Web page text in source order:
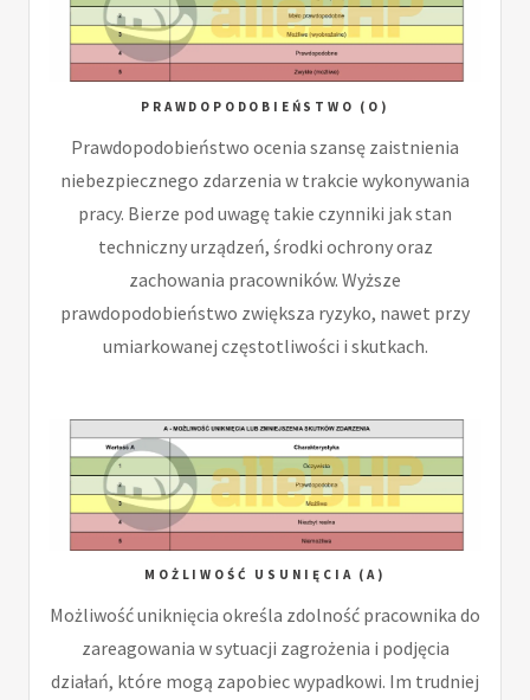
PRAWDOPODOBIEŃSTWO (O)
Prawdopodobieństwo ocenia szansę zaistnienia
niebezpiecznego zdarzenia w trakcie wykonywania
pracy. Bierze pod uwagę takie czynniki jak stan
techniczny urządzeń, środki ochrony oraz
zachowania pracowników. Wyższe
prawdopodobieństwo zwiększa ryzyko, nawet przy
umiarkowanej częstotliwości i skutkach.
MOŻLIWOŚĆ USUNIĘCIA (A)
Możliwość uniknięcia określa zdolność pracownika do
zareagowania w sytuacji zagrożenia i podjęcia
działań, które mogą zapobiec wypadkowi. Im trudniej